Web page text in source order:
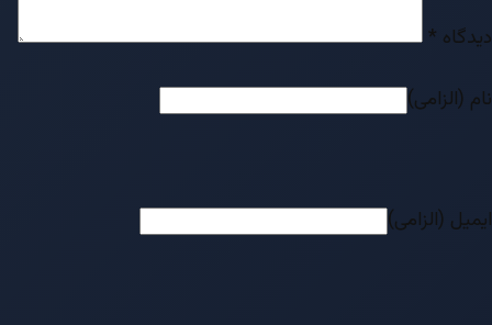
دیدگاه *
نام (الزامی)
ایمیل (الزامی)